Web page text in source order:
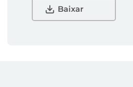
Baixar